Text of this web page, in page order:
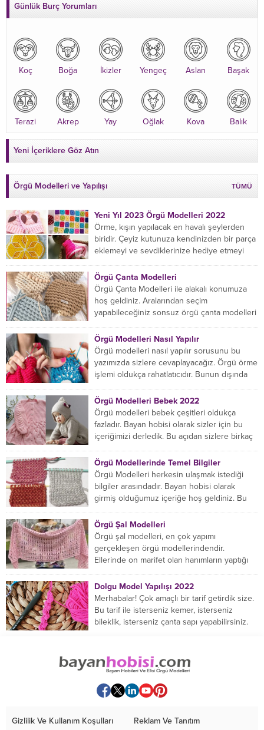
Günlük Burç Yorumları
Koç Boğa İkizler Yengeç Aslan Başak
Terazi Akrep Yay Oğlak Kova Balık
Yeni İçeriklere Göz Atın
Örgü Modelleri ve Yapılışı TÜMÜ
Yeni Yıl 2023 Örgü Modelleri 2022
Örme, kışın yapılacak en havalı şeylerden
biridir. Çeyiz kutunuza kendinizden bir parça
eklemeyi ve sevdiklerinize hediye etmeyi
Örgü Çanta Modelleri
Örgü Çanta Modelleri ile alakalı konumuza
hoş geldiniz. Aralarından seçim
yapabileceğiniz sonsuz örgü çanta modelleri
Örgü Modelleri Nasıl Yapılır
Örgü modelleri nasıl yapılır sorusunu bu
yazımızda sizlere cevaplayacağız. Örgü örme
işlemi oldukça rahatlatıcıdır. Bunun dışında
Örgü Modelleri Bebek 2022
Örgü modelleri bebek çeşitleri oldukça
fazladır. Bayan hobisi olarak sizler için bu
içeriğimizi derledik. Bu açıdan sizlere birkaç
Örgü Modellerinde Temel Bilgiler
Örgü Modelleri herkesin ulaşmak istediği
bilgiler arasındadır. Bayan hobisi olarak
girmiş olduğumuz içeriğe hoş geldiniz. Bu
Örgü Şal Modelleri
Örgü şal modelleri, en çok yapımı
gerçekleşen örgü modellerindendir.
Ellerinde on marifet olan hanımların yaptığı
Dolgu Model Yapılışı 2022
Merhabalar! Çok amaçlı bir tarif getirdik size.
Bu tarif ile isterseniz kemer, isterseniz
bileklik, isterseniz çanta sapı yapabilirsiniz.
Gizlilik Ve Kullanım Koşulları Reklam Ve Tanıtım